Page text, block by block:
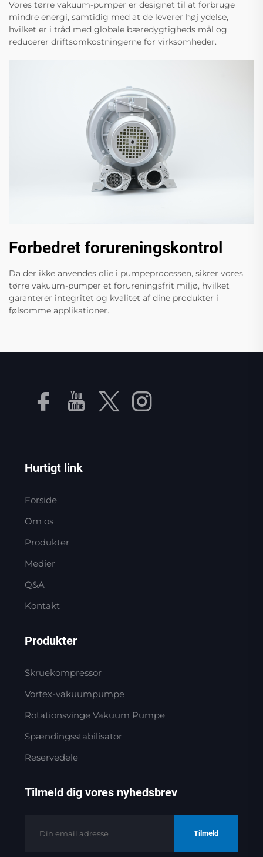
Vores tørre vakuum-pumper er designet til at forbruge
mindre energi, samtidig med at de leverer høj ydelse,
hvilket er i tråd med globale bæredygtigheds mål og
reducerer driftsomkostningerne for virksomheder.
Forbedret forureningskontrol
Da der ikke anvendes olie i pumpeprocessen, sikrer vores
tørre vakuum-pumper et forureningsfrit miljø, hvilket
garanterer integritet og kvalitet af dine produkter i
følsomme applikationer.
Hurtigt link
Forside
Om os
Produkter
Medier
Q&A
Kontakt
Produkter
Skruekompressor
Vortex-vakuumpumpe
Rotationsvinge Vakuum Pumpe
Spændingsstabilisator
Reservedele
Tilmeld dig vores nyhedsbrev
Tilmeld